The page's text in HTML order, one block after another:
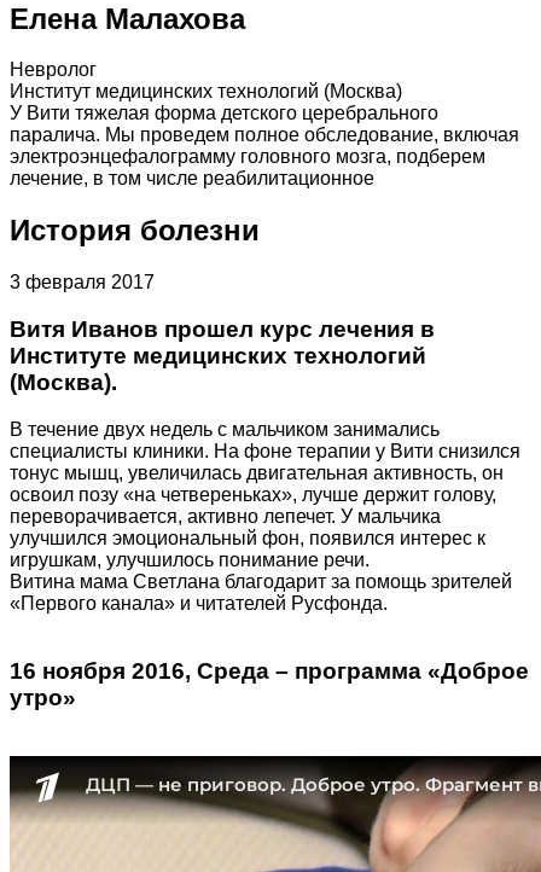
Елена Малахова
Невролог
Институт медицинских технологий (Москва)
У Вити тяжелая форма детского церебрального
паралича. Мы проведем полное обследование, включая
электроэнцефалограмму головного мозга, подберем
лечение, в том числе реабилитационное
История болезни
3 февраля 2017
Витя Иванов прошел курс лечения в
Институте медицинских технологий
(Москва).
В течение двух недель с мальчиком занимались
специалисты клиники. На фоне терапии у Вити снизился
тонус мышц, увеличилась двигательная активность, он
освоил позу «на четвереньках», лучше держит голову,
переворачивается, активно лепечет. У мальчика
улучшился эмоциональный фон, появился интерес к
игрушкам, улучшилось понимание речи.
Витина мама Светлана благодарит за помощь зрителей
«Первого канала» и читателей Русфонда.
16 ноября 2016, Среда – программа «Доброе
утро»